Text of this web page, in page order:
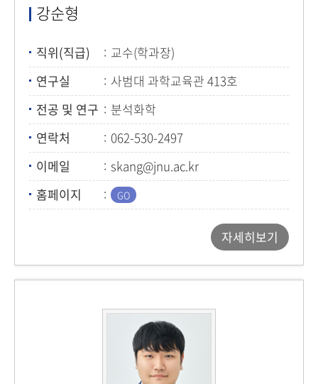
강순형
직위(직급)
교수(학과장)
연구실
사범대 과학교육관 413호
전공 및 연구
분석화학
연락처
062-530-2497
이메일
skang@jnu.ac.kr
홈페이지
자세히보기